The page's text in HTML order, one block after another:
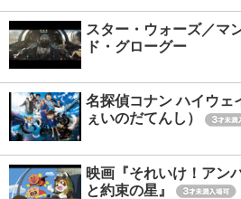
スター・ウォーズ／マ
ド・グローグー
名探偵コナン ハイウェ
ぇいのだてんし）
映画『それいけ！ア
と約束の星』